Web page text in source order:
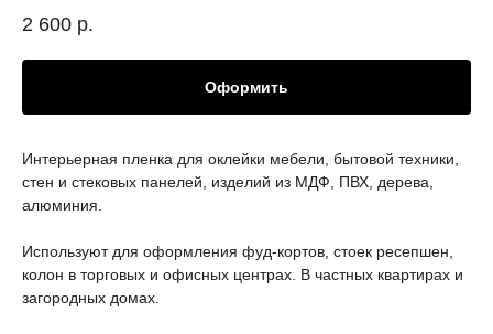
2 600 р.
Оформить
Интерьерная пленка для оклейки мебели, бытовой техники,
стен и стековых панелей, изделий из МДФ, ПВХ, дерева,
алюминия.
Используют для оформления фуд-кортов, стоек ресепшен,
колон в торговых и офисных центрах. В частных квартирах и
загородных домах.